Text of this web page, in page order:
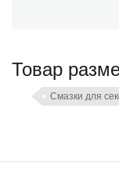
Товар
Смазки для